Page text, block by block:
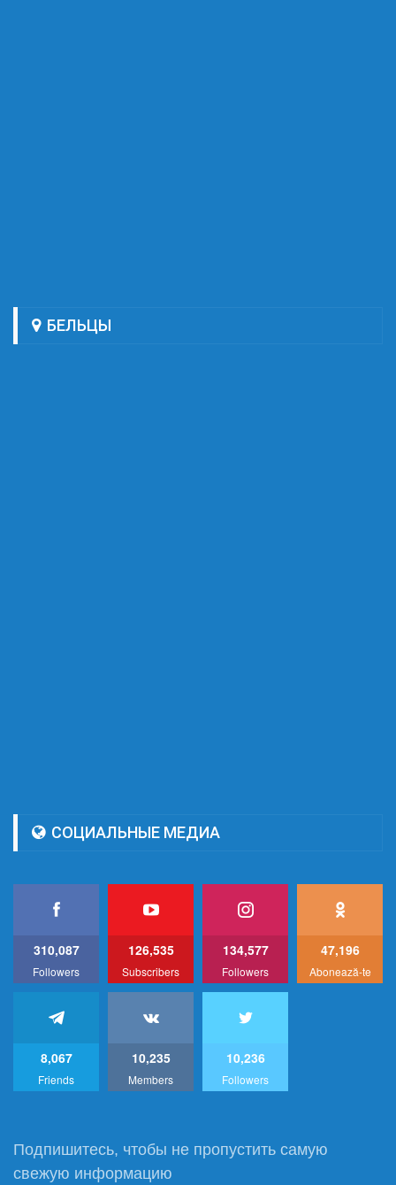
БЕЛЬЦЫ
СОЦИАЛЬНЫЕ МЕДИА
310,087
Followers
126,535
Subscribers
134,577
Followers
47,196
Abonează-te
8,067
Friends
10,235
Members
10,236
Followers
Подпишитесь, чтобы не пропустить самую
свежую информацию